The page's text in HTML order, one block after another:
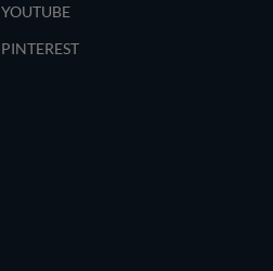
YOUTUBE
PINTEREST